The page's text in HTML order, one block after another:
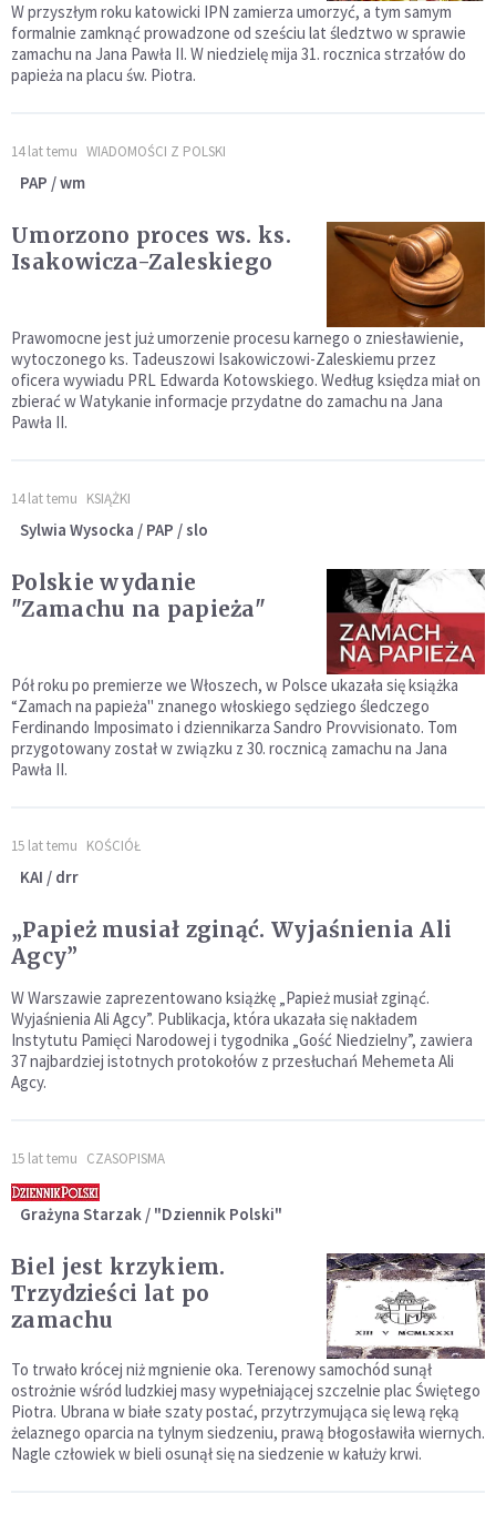
W przyszłym roku katowicki IPN zamierza umorzyć, a tym samym
formalnie zamknąć prowadzone od sześciu lat śledztwo w sprawie
zamachu na Jana Pawła II. W niedzielę mija 31. rocznica strzałów do
papieża na placu św. Piotra.
14 lat temu WIADOMOŚCI Z POLSKI
PAP / wm
Umorzono proces ws. ks.
Isakowicza-Zaleskiego
Prawomocne jest już umorzenie procesu karnego o zniesławienie,
wytoczonego ks. Tadeuszowi Isakowiczowi-Zaleskiemu przez
oficera wywiadu PRL Edwarda Kotowskiego. Według księdza miał on
zbierać w Watykanie informacje przydatne do zamachu na Jana
Pawła II.
14 lat temu KSIĄŻKI
Sylwia Wysocka / PAP / slo
Polskie wydanie
"Zamachu na papieża"
Pół roku po premierze we Włoszech, w Polsce ukazała się książka
“Zamach na papieża" znanego włoskiego sędziego śledczego
Ferdinando Imposimato i dziennikarza Sandro Provvisionato. Tom
przygotowany został w związku z 30. rocznicą zamachu na Jana
Pawła II.
15 lat temu KOŚCIÓŁ
KAI / drr
„Papież musiał zginąć. Wyjaśnienia Ali
Agcy”
W Warszawie zaprezentowano książkę „Papież musiał zginąć.
Wyjaśnienia Ali Agcy”. Publikacja, która ukazała się nakładem
Instytutu Pamięci Narodowej i tygodnika „Gość Niedzielny”, zawiera
37 najbardziej istotnych protokołów z przesłuchań Mehemeta Ali
Agcy.
15 lat temu CZASOPISMA
Grażyna Starzak / "Dziennik Polski"
Biel jest krzykiem.
Trzydzieści lat po
zamachu
To trwało krócej niż mgnienie oka. Terenowy samochód sunął
ostrożnie wśród ludzkiej masy wypełniającej szczelnie plac Świętego
Piotra. Ubrana w białe szaty postać, przytrzymująca się lewą ręką
żelaznego oparcia na tylnym siedzeniu, prawą błogosławiła wiernych.
Nagle człowiek w bieli osunął się na siedzenie w kałuży krwi.